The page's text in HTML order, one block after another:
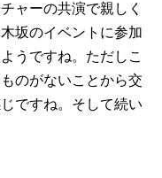
ャーの共演で親しく
坂のイベントに参加
うですね。ただしこ
のがないことから交
ですね。そして続い